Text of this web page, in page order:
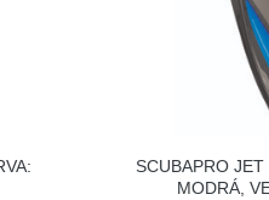
SCUBAPRO JET
MODRÁ,